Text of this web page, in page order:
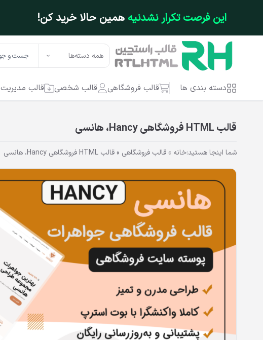
این فرصت تکرار نشدنیه همین حالا خرید کن!
همه دسته‌ها
دسته بندی ها قالب فروشگاهی قالب شخصی قالب مدیریت
قالب HTML فروشگاهی Hancy، هانسی
شما اینجا هستید:خانه »قالب فروشگاهی »قالب HTML فروشگاهی Hancy، هانسی